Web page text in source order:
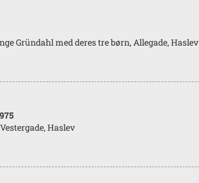
Gründahl med deres tre børn, Allegade, Haslev
Haslev